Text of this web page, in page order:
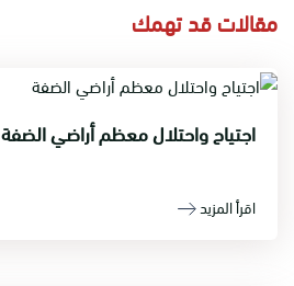
مقالات قد تهمك
اجتياح واحتلال معظم أراضي الضفة
اقرأ المزيد